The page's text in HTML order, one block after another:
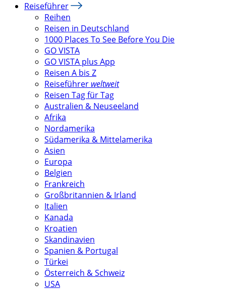
Reiseführer
Reihen
Reisen in Deutschland
1000 Places To See Before You Die
GO VISTA
GO VISTA plus App
Reisen A bis Z
Reiseführer weltweit
Reisen Tag für Tag
Australien & Neuseeland
Afrika
Nordamerika
Südamerika & Mittelamerika
Asien
Europa
Belgien
Frankreich
Großbritannien & Irland
Italien
Kanada
Kroatien
Skandinavien
Spanien & Portugal
Türkei
Österreich & Schweiz
USA